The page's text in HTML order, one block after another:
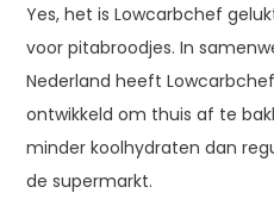
Yes, het is Lowcarbchef
voor pitabroodjes. In
Nederland heeft
ontwikkeld om thuis af te
minder koolhydraten dan
de supermarkt.